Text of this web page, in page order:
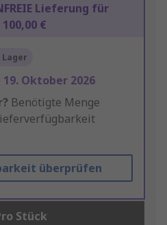
Lieferung für
€
19. Oktober 2026
Benötigte Menge
überprüfen
Stück